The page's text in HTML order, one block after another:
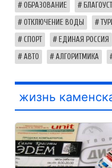
ОБРАЗОВАНИЕ
ОТКЛЮЧЕНИЕ ВОДЫ
СПОРТ ЕДИНАЯ РОССИЯ
АВТО АЛГОРИТМИКА
жизнь